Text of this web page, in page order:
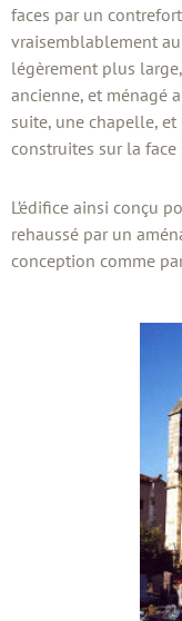
faces par un
vraisemblablement
légèrement plus
ancienne, et ménagé
suite, une chapelle,
construites sur la face
L’édifice ainsi conçu
rehaussé par un
conception comme